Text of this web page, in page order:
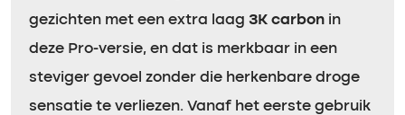
gezichten met een extra laag 3K carbon in
deze Pro-versie, en dat is merkbaar in een
steviger gevoel zonder die herkenbare droge
sensatie te verliezen. Vanaf het eerste gebruik